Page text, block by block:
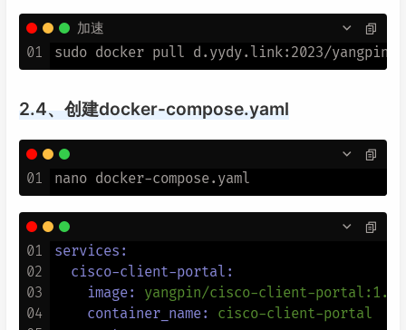
加速
01
2.4、创建docker-compose.yaml
01
01
02
03
04
services:
cisco-client-portal:
image:
yangpin/cisco-client-portal:1.1
container_name:
cisco-client-portal